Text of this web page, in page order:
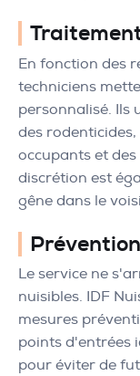
En fonction des
techniciens
personnalisé. Ils
des
occupants et
discrétion est
gêne dans le
Le service ne
nuisibles. IDF
mesures
points d'entrées
pour éviter de